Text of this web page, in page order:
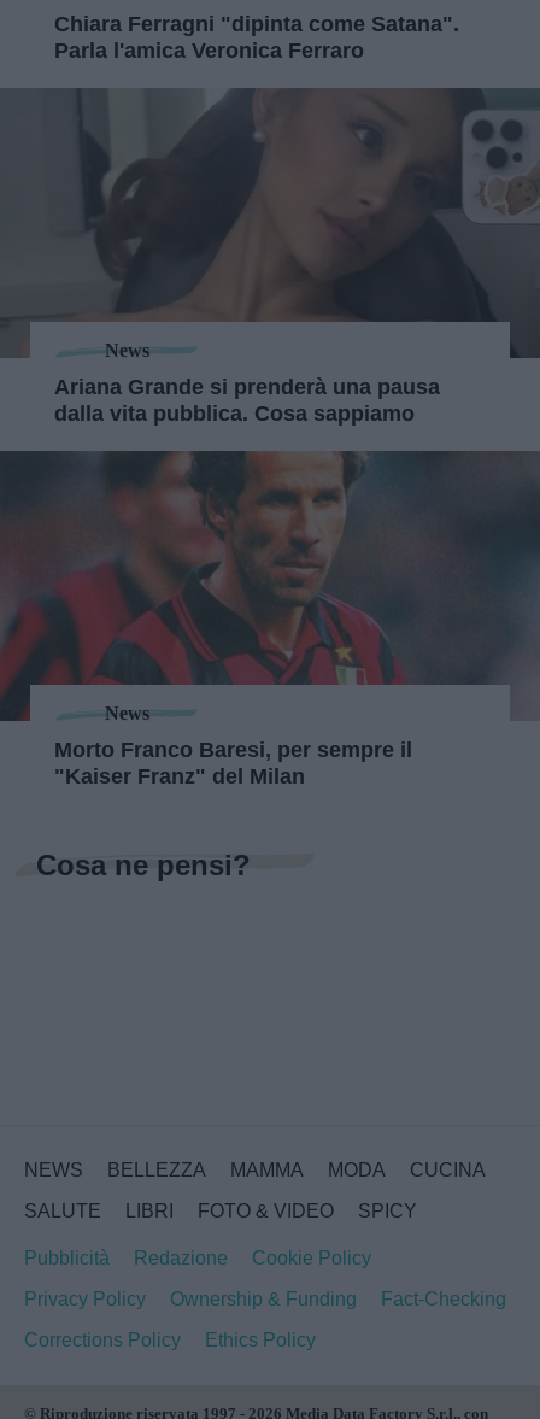
Chiara Ferragni "dipinta come Satana".
Parla l'amica Veronica Ferraro
News
Ariana Grande si prenderà una pausa
dalla vita pubblica. Cosa sappiamo
News
Morto Franco Baresi, per sempre il
"Kaiser Franz" del Milan
Cosa ne pensi?
NEWS BELLEZZA MAMMA MODA
CUCINA
SALUTE
LIBRI FOTO & VIDEO SPICY
Pubblicità Redazione
Cookie Policy
Privacy Policy
Ownership & Funding
Fact-Checking
Corrections Policy
Ethics Policy
© Riproduzione riservata 1997 - 2026 Media Data Factory S.r.l., con